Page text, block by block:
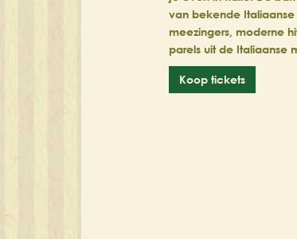
van bekende
meezingers, moderne
parels uit de Italiaanse
Koop tickets